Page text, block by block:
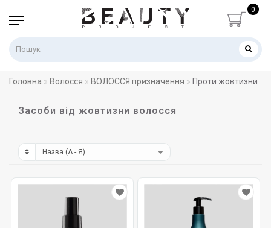
0
Головна Волосся ВОЛОССЯ призначення Проти жовтизни
Засоби від жовтизни волосся